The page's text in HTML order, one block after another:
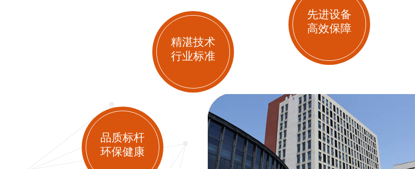
品质标杆
环保健康
精湛技术
行业标准
先进设备
高效保障